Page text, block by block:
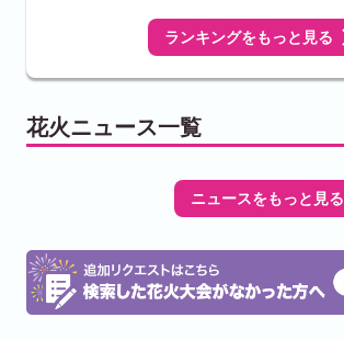
ランキングをもっと見る
花火ニュース一覧
ニュースをもっと見る